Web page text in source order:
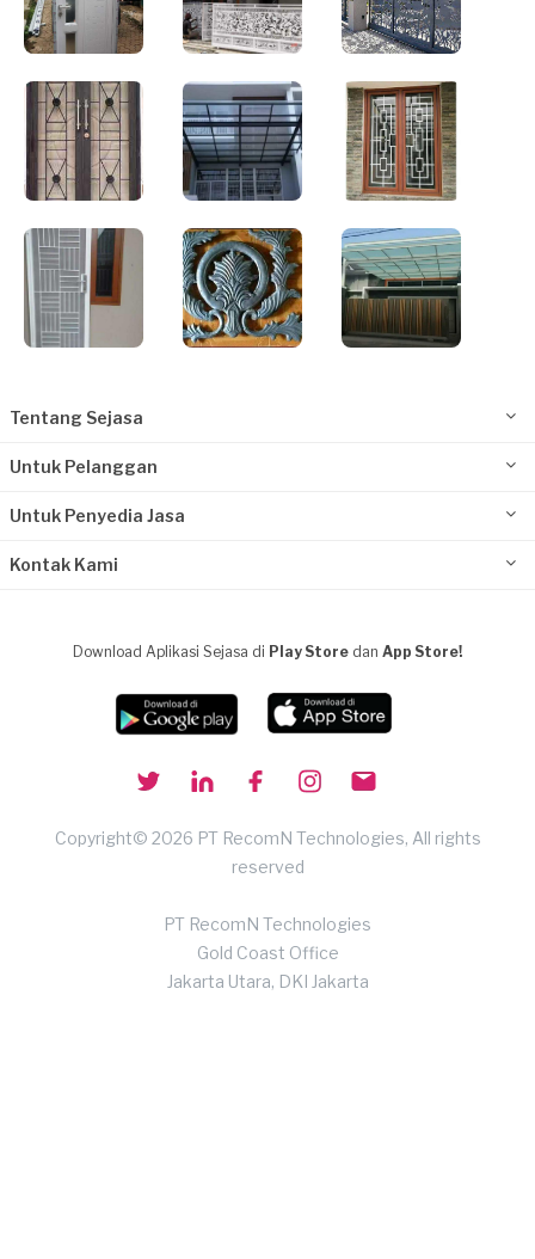
Tentang Sejasa
Untuk Pelanggan
Untuk Penyedia Jasa
Kontak Kami
Download Aplikasi Sejasa di Play Store dan App Store!
Copyright© 2026 PT RecomN Technologies, All rights
reserved
PT RecomN Technologies
Gold Coast Office
Jakarta Utara, DKI Jakarta